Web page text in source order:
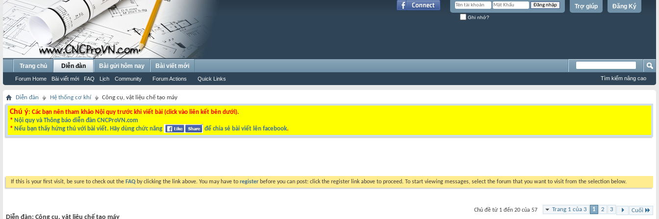
Đăng Ký
Trợ giúp
Ghi nhớ?
Trang chủ Diễn đàn
Forum Home Bài viết mới FAQ Lịch Community Forum Actions Quick Links
Bài gửi hôm nay Bài viết mới
Tìm kiếm nâng cao
Diễn đàn Hệ thống cơ khí Công cụ, vật liệu chế tạo máy
Chú ý: Các bạn nên tham khảo Nội quy trước khi viết bài (click vào liên kết bên dưới).
* Nội quy và Thông báo diễn đàn CNCProVN.com
* Nếu bạn thấy hứng thú với bài viết. Hãy dùng chức năng để chia sẻ bài viết lên facebook.
If this is your first visit, be sure to check out the FAQ by clicking the link above. You may have to register before you can post: click the register link above to proceed. To start viewing messages, select the forum that you want to visit from the selection below.
Trang 1 của 3 1 2 3 Cuối
Chủ đề từ 1 đến 20 của 57
Diễn đàn: Công cụ, vật liệu chế tạo máy